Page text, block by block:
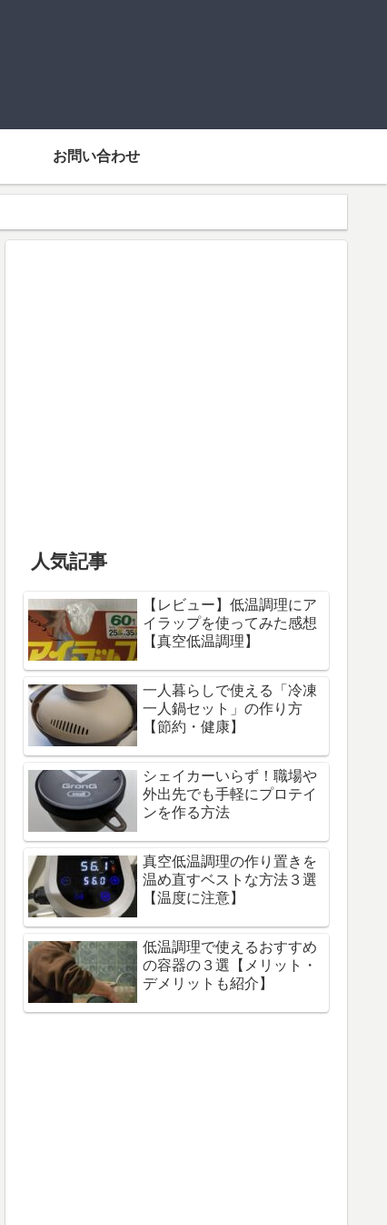
お問い合わせ
人気記事
【レビュー】低温調理にア
イラップを使ってみた感想
【真空低温調理】
一人暮らしで使える「冷凍
一人鍋セット」の作り方
【節約・健康】
シェイカーいらず！職場や
外出先でも手軽にプロテイ
ンを作る方法
真空低温調理の作り置きを
温め直すベストな方法３選
【温度に注意】
低温調理で使えるおすすめ
の容器の３選【メリット・
デメリットも紹介】